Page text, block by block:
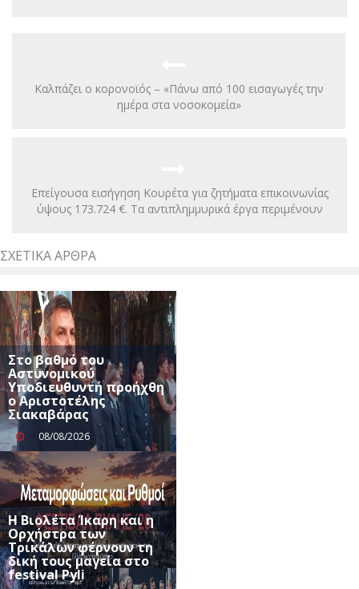
Καλπάζει ο κορονοϊός – «Πάνω από 100 εισαγωγές την
ημέρα στα νοσοκομεία»
Επείγουσα εισήγηση Κουρέτα για ζητήματα επικοινωνίας
ύψους 173.724 €. Tα αντιπλημμυρικά έργα περιμένουν
ΣΧΕΤΙΚΆ ΆΡΘΡΑ
Στο βαθμό του
Αστυνομικού
Υποδιευθυντή προήχθη
ο Αριστοτέλης
Σιακαβάρας
08/08/2026
Η Βιολέτα Ίκαρη και η
Ορχήστρα των
Τρικάλων φέρνουν τη
δική τους μαγεία στο
festival Pyli